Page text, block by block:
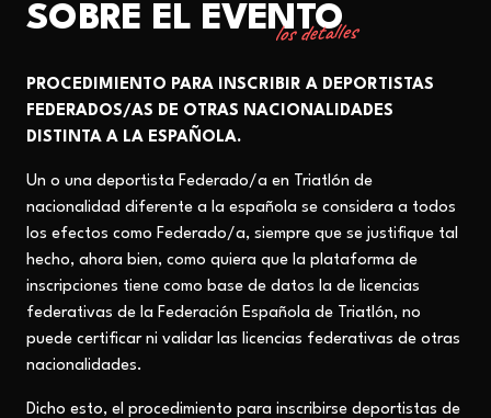
SOBRE EL EVENTO
los detalles
PROCEDIMIENTO PARA INSCRIBIR A DEPORTISTAS
FEDERADOS/AS DE OTRAS NACIONALIDADES
DISTINTA A LA ESPAÑOLA.
Un o una deportista Federado/a en Triatlón de
nacionalidad diferente a la española se considera a todos
los efectos como Federado/a, siempre que se justifique tal
hecho, ahora bien, como quiera que la plataforma de
inscripciones tiene como base de datos la de licencias
federativas de la Federación Española de Triatlón, no
puede certificar ni validar las licencias federativas de otras
nacionalidades.
Dicho esto, el procedimiento para inscribirse deportistas de